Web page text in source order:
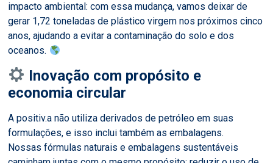
impacto ambiental: com essa mudança, vamos deixar de
gerar 1,72 toneladas de plástico virgem nos próximos cinco
anos, ajudando a evitar a contaminação do solo e dos
oceanos.
Inovação com propósito e
economia circular
A positiv.a não utiliza derivados de petróleo em suas
formulações, e isso inclui também as embalagens.
Nossas fórmulas naturais e embalagens sustentáveis